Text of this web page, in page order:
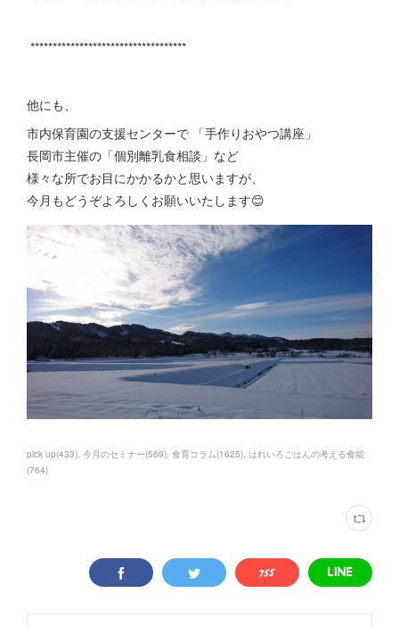
***********************************
他にも、
市内保育園の支援センターで 「手作りおやつ講座」
長岡市主催の「個別離乳食相談」など
様々な所でお目にかかるかと思いますが、
今月もどうぞよろしくお願いいたします😊
pick up(433) 今月のセミナー(569) 食育コラム(1625) はれいろごはんの考える食能
(764)